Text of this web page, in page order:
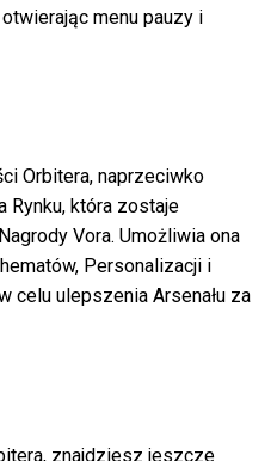
menu pauzy i
Orbitera, naprzeciwko
Rynku, która zostaje
Vora. Umożliwia ona
Personalizacji i
celu ulepszenia Arsenału za
znajdziesz jeszcze